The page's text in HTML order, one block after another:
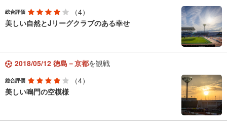
総合評価
（4）
美しい自然とJリーグクラブのある幸せ
2018/05/12 徳島－京都を観戦
総合評価
（4）
美しい鳴門の空模様